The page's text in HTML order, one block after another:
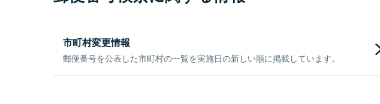
市町村変更情報
郵便番号を公表した市町村の一覧を実施日の新しい順に掲載しています。